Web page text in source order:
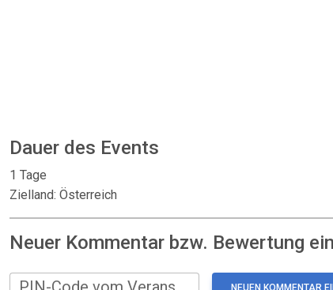
Dauer des Events
1 Tage
Zielland: Österreich
Neuer Kommentar bzw. Bewertung